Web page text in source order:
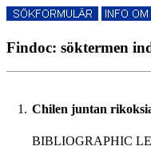
Findoc: söktermen
1. Chilen juntan
BIBLIOGRAPHIC